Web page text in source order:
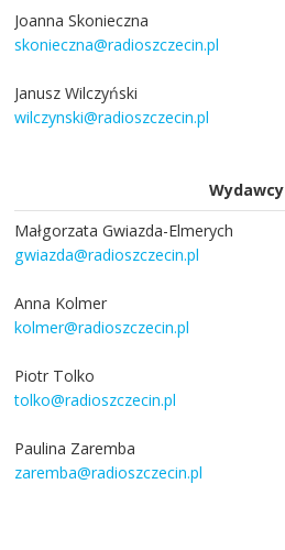
Joanna Skonieczna
skonieczna@radioszczecin.pl
Janusz Wilczyński
wilczynski@radioszczecin.pl
Wydawcy
Małgorzata Gwiazda-Elmerych
gwiazda@radioszczecin.pl
Anna Kolmer
kolmer@radioszczecin.pl
Piotr Tolko
tolko@radioszczecin.pl
Paulina Zaremba
zaremba@radioszczecin.pl